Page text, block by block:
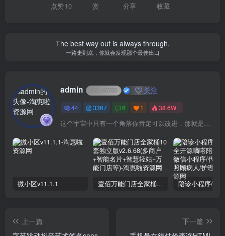
点赞10 赏 分享 收藏
The best way out is always through.
一路走到底，你就会发现那个最佳出口
admin 65785 关注
44 3367 6 1 38.6W+
这个宇宙中只有一个角落你肯定可以改进，那就是你自己
微小区v11.1.1 壹佰万能门店全家桶10套独立版v2.6.68(​多商户+智能名片+智慧轻站+万能门店等)
上一篇
下一篇